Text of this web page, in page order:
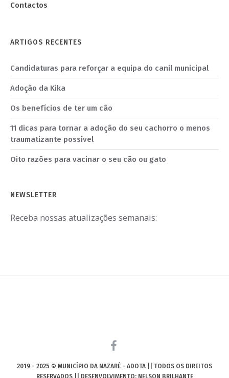
Contactos
ARTIGOS RECENTES
Candidaturas para reforçar a equipa do canil municipal
Adoção da Kika
Os benefícios de ter um cão
11 dicas para tornar a adoção do seu cachorro o menos
traumatizante possível
Oito razões para vacinar o seu cão ou gato
NEWSLETTER
Receba nossas atualizações semanais:
2019 - 2025 © MUNICÍPIO DA NAZARÉ - ADOTA || TODOS OS DIREITOS